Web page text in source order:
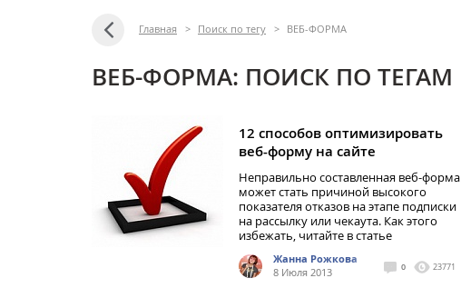
Главная > Поиск по тегу > ВЕБ-ФОРМА
ВЕБ-ФОРМА: ПОИСК ПО ТЕГАМ
12 способов оптимизировать
веб-форму на сайте
Неправильно составленная веб-форма
может стать причиной высокого
показателя отказов на этапе подписки
на рассылку или чекаута. Как этого
избежать, читайте в статье
Жанна Рожкова
8 Июля 2013
0 23771